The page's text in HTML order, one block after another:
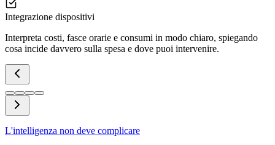
Integrazione dispositivi
Interpreta costi, fasce orarie e consumi in modo chiaro, spiegando
cosa incide davvero sulla spesa e dove puoi intervenire.
L'intelligenza non deve complicare